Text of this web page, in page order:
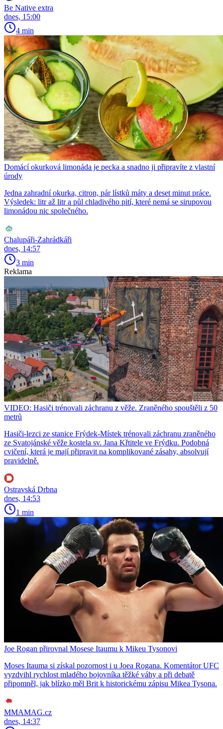
Be Native extra
dnes, 15:00
4 min
Domácí okurková limonáda je pecka a snadno ji připravíte z vlastní
úrody
Jedna zahradní okurka, citron, pár lístků máty a deset minut práce.
Výsledek: litr až litr a půl chladivého pití, které nemá se sirupovou
limonádou nic společného.
Chalupáři-Zahrádkáři
dnes, 14:57
3 min
Reklama
VIDEO: Hasiči trénovali záchranu z věže. Zraněného spouštěli z 50
metrů
Hasiči-lezci ze stanice Frýdek-Místek trénovali záchranu zraněného
ze Svatojánské věže kostela sv. Jana Křtitele ve Frýdku. Podobná
cvičení, která je mají připravit na komplikované zásahy, absolvují
pravidelně.
Ostravská Drbna
dnes, 14:53
1 min
Joe Rogan přirovnal Mosese Itaumu k Mikeu Tysonovi
Moses Itauma si získal pozornost i u Joea Rogana. Komentátor UFC
vyzdvihl rychlost mladého bojovníka těžké váhy a při debatě
připomněl, jak blízko měl Brit k historickému zápisu Mikea Tysona.
MMAMAG.cz
dnes, 14:37